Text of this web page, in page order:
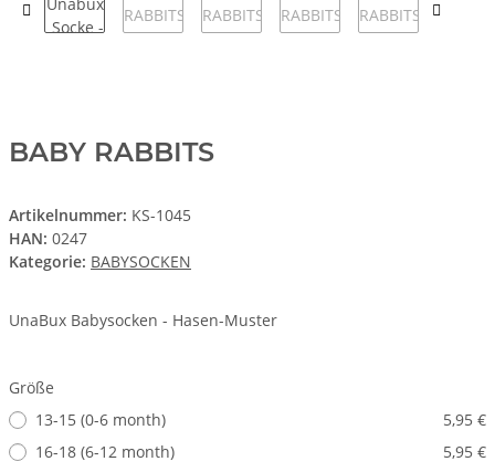
BABY RABBITS
Artikelnummer: KS-1045
HAN: 0247
Kategorie: BABYSOCKEN
UnaBux Babysocken - Hasen-Muster
Größe
13-15 (0-6 month)
5,95 €
16-18 (6-12 month)
5,95 €